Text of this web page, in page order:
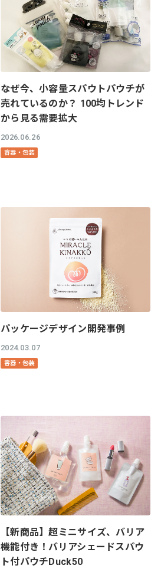
なぜ今、小容量スパウトパウチが
売れているのか？ 100均トレンド
から見る需要拡大
2026.06.26
容器・包装
パッケージデザイン開発事例
2024.03.07
容器・包装
【新商品】超ミニサイズ、バリア
機能付き！バリアシェードスパウ
ト付パウチDuck50